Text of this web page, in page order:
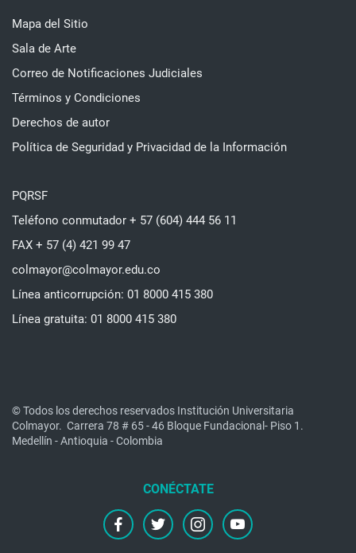
Mapa del Sitio
Sala de Arte
Correo de Notificaciones Judiciales
Términos y Condiciones
Derechos de autor
Política de Seguridad y Privacidad de la Información
PQRSF
Teléfono conmutador + 57 (604) 444 56 11
FAX + 57 (4) 421 99 47
colmayor@colmayor.edu.co
Línea anticorrupción: 01 8000 415 380
Línea gratuita: 01 8000 415 380
© Todos los derechos reservados Institución Universitaria
Colmayor. Carrera 78 # 65 - 46 Bloque Fundacional- Piso 1.
Medellín - Antioquia - Colombia
facebooktwitter instagramyoutube